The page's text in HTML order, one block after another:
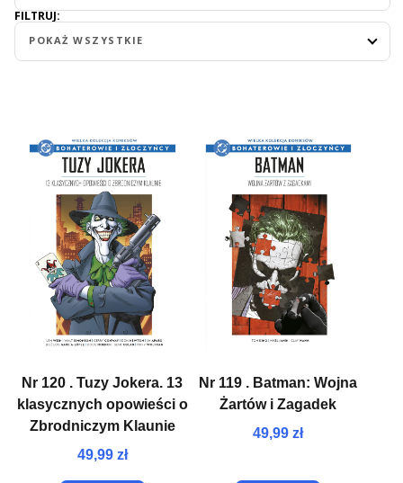
FILTRUJ:
POKAŻ WSZYSTKIE
Nr 120 . Tuzy Jokera. 13
klasycznych opowieści o
Zbrodniczym Klaunie
49,99 zł
Nr 119 . Batman: Wojna
Żartów i Zagadek
49,99 zł